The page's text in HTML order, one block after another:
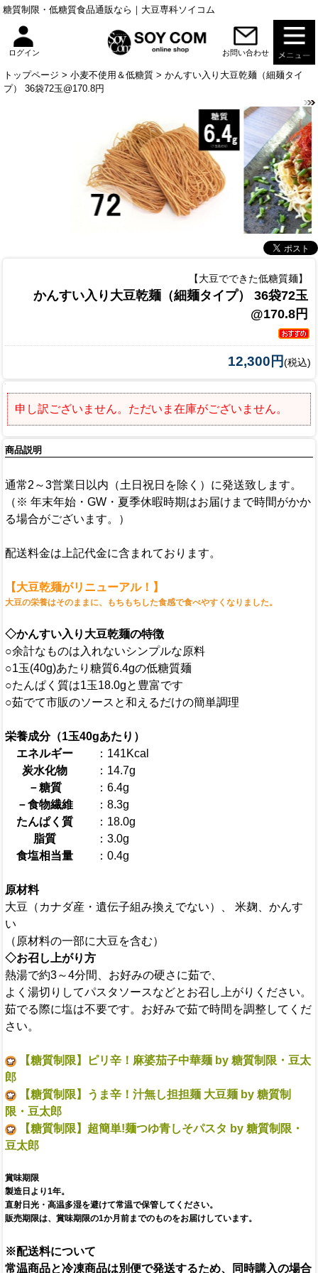
糖質制限・低糖質食品通販なら｜大豆専科ソイコム
ログイン お問い合わせ
トップページ > 小麦不使用＆低糖質 > かんすい入り大豆乾麺（細麺タイ
プ） 36袋72玉@170.8円
【大豆でできた低糖質麺】
かんすい入り大豆乾麺（細麺タイプ） 36袋72玉
@170.8円
12,300円(税込)
申し訳ございません。ただいま在庫がございません。
商品説明
通常2～3営業日以内（土日祝日を除く）に発送致します。
（※ 年末年始・GW・夏季休暇時期はお届けまで時間がかか
る場合がございます。）
配送料金は上記代金に含まれております。
【大豆乾麺がリニューアル！】
大豆の栄養はそのままに、もちもちした食感で食べやすくなりました。
◇かんすい入り大豆乾麺の特徴
○余計なものは入れないシンプルな原料
○1玉(40g)あたり糖質6.4gの低糖質麺
○たんぱく質は1玉18.0gと豊富です
○茹でて市販のソースと和えるだけの簡単調理
栄養成分（1玉40gあたり）
エネルギー
：141Kcal
炭水化物
：14.7g
－糖質
：6.4g
－食物繊維
：8.3g
たんぱく質
：18.0g
脂質
：3.0g
食塩相当量
：0.4g
原材料
大豆（カナダ産・遺伝子組み換えでない）、 米麹、かんす
い
（原材料の一部に大豆を含む）
◇お召し上がり方
熱湯で約3～4分間、お好みの硬さに茹で、
よく湯切りしてパスタソースなどとお召し上がりください。
茹でる際に塩は不要です。お好みで茹で時間を調整してくだ
さい。
【糖質制限】ピリ辛！麻婆茄子中華麺 by 糖質制限・豆太
郎
【糖質制限】うま辛！汁無し担担麺 大豆麺 by 糖質制
限・豆太郎
【糖質制限】超簡単!麺つゆ青しそパスタ by 糖質制限・
豆太郎
賞味期限
製造日より1年。
直射日光・高温多湿を避けて常温で保管してください。
販売期限は、賞味期限の1か月前までのものをお届けしています。
※配送料について
常温商品と冷凍商品は別便で発送するため、同時購入の場合